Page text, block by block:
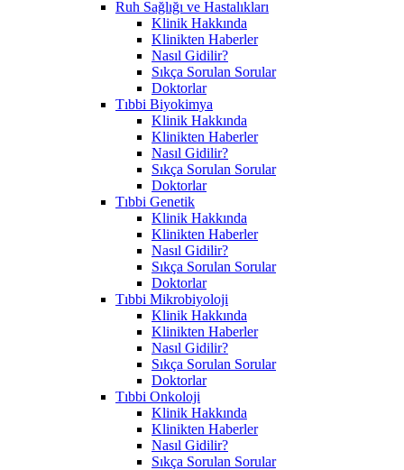
Ruh Sağlığı ve Hastalıkları
Klinik Hakkında
Klinikten Haberler
Nasıl Gidilir?
Sıkça Sorulan Sorular
Doktorlar
Tıbbi Biyokimya
Klinik Hakkında
Klinikten Haberler
Nasıl Gidilir?
Sıkça Sorulan Sorular
Doktorlar
Tıbbi Genetik
Klinik Hakkında
Klinikten Haberler
Nasıl Gidilir?
Sıkça Sorulan Sorular
Doktorlar
Tıbbi Mikrobiyoloji
Klinik Hakkında
Klinikten Haberler
Nasıl Gidilir?
Sıkça Sorulan Sorular
Doktorlar
Tıbbi Onkoloji
Klinik Hakkında
Klinikten Haberler
Nasıl Gidilir?
Sıkça Sorulan Sorular